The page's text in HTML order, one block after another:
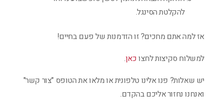
להקלטת הסינגל.
אז למה אתם מחכים? זו הזדמנות של פעם בחיים!
למשלוח סקיצות לחצוכאן.
יש שאלות? פנו אלינו טלפונית או מלאו את הטופס "צור קשר"
ואנחנו נחזור אליכם בהקדם.